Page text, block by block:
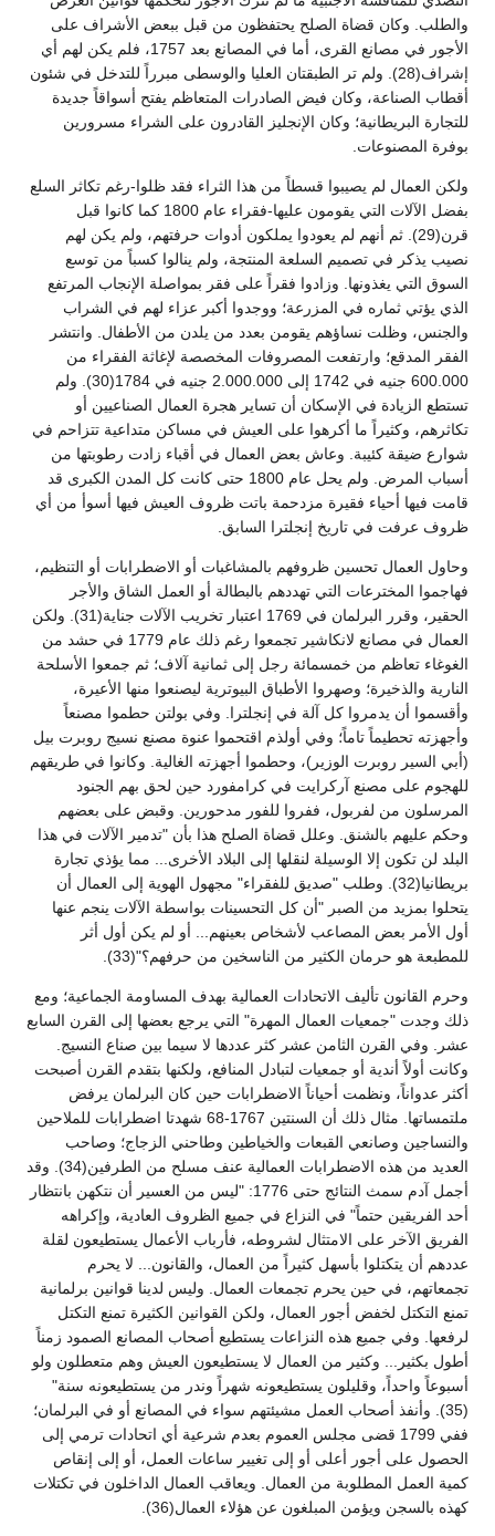
والطلب. وكان قضاة الصلح يحتفظون من قبل ببعض الأشراف على
الأجور في مصانع القرى، أما في المصانع بعد 1757، فلم يكن لهم أي
إشراف(28). ولم تر الطبقتان العليا والوسطى مبرراً للتدخل في شئون
أقطاب الصناعة، وكان فيض الصادرات المتعاظم يفتح أسواقاً جديدة
للتجارة البريطانية؛ وكان الإنجليز القادرون على الشراء مسرورين
بوفرة المصنوعات.
ولكن العمال لم يصيبوا قسطاً من هذا الثراء فقد ظلوا-رغم تكاثر السلع
بفضل الآلات التي يقومون عليها-فقراء عام 1800 كما كانوا قبل
قرن(29). ثم أنهم لم يعودوا يملكون أدوات حرفتهم، ولم يكن لهم
نصيب يذكر في تصميم السلعة المنتجة، ولم ينالوا كسباً من توسع
السوق التي يغذونها. وزادوا فقراً على فقر بمواصلة الإنجاب المرتفع
الذي يؤتي ثماره في المزرعة؛ ووجدوا أكبر عزاء لهم في الشراب
والجنس، وظلت نساؤهم يقومن بعدد من يلدن من الأطفال. وانتشر
الفقر المدقع؛ وارتفعت المصروفات المخصصة لإغاثة الفقراء من
600.000 جنيه في 1742 إلى 2.000.000 جنيه في 1784(30). ولم
تستطع الزيادة في الإسكان أن تساير هجرة العمال الصناعيين أو
تكاثرهم، وكثيراً ما أكرهوا على العيش في مساكن متداعية تتزاحم في
شوارع ضيقة كئيبة. وعاش بعض العمال في أقباء زادت رطوبتها من
أسباب المرض. ولم يحل عام 1800 حتى كانت كل المدن الكبرى قد
قامت فيها أحياء فقيرة مزدحمة باتت ظروف العيش فيها أسوأ من أي
ظروف عرفت في تاريخ إنجلترا السابق.
وحاول العمال تحسين ظروفهم بالمشاغبات أو الاضطرابات أو التنظيم،
فهاجموا المخترعات التي تهددهم بالبطالة أو العمل الشاق والأجر
الحقير، وقرر البرلمان في 1769 اعتبار تخريب الآلات جناية(31). ولكن
العمال في مصانع لانكاشير تجمعوا رغم ذلك عام 1779 في حشد من
الغوغاء تعاظم من خمسمائة رجل إلى ثمانية آلاف؛ ثم جمعوا الأسلحة
النارية والذخيرة؛ وصهروا الأطباق البيوترية ليصنعوا منها الأعيرة،
وأقسموا أن يدمروا كل آلة في إنجلترا. وفي بولتن حطموا مصنعاً
وأجهزته تحطيماً تاماً؛ وفي أولذم اقتحموا عنوة مصنع نسيج روبرت بيل
(أبي السير روبرت الوزير)، وحطموا أجهزته الغالية. وكانوا في طريقهم
للهجوم على مصنع آركرايت في كرامفورد حين لحق بهم الجنود
المرسلون من لفربول، ففروا للفور مدحورين. وقبض على بعضهم
وحكم عليهم بالشنق. وعلل قضاة الصلح هذا بأن "تدمير الآلات في هذا
البلد لن تكون إلا الوسيلة لنقلها إلى البلاد الأخرى... مما يؤذي تجارة
بريطانيا(32). وطلب "صديق للفقراء" مجهول الهوية إلى العمال أن
يتحلوا بمزيد من الصبر "أن كل التحسينات بواسطة الآلات ينجم عنها
أول الأمر بعض المصاعب لأشخاص بعينهم... أو لم يكن أول أثر
للمطبعة هو حرمان الكثير من الناسخين من حرفهم؟"(33).
وحرم القانون تأليف الاتحادات العمالية بهدف المساومة الجماعية؛ ومع
ذلك وجدت "جمعيات العمال المهرة" التي يرجع بعضها إلى القرن السابع
عشر. وفي القرن الثامن عشر كثر عددها لا سيما بين صناع النسيج.
وكانت أولاً أندية أو جمعيات لتبادل المنافع، ولكنها بتقدم القرن أصبحت
أكثر عدواناً، ونظمت أحياناً الاضطرابات حين كان البرلمان يرفض
ملتمساتها. مثال ذلك أن السنتين 1767-68 شهدتا اضطرابات للملاحين
والنساجين وصانعي القبعات والخياطين وطاحني الزجاج؛ وصاحب
العديد من هذه الاضطرابات العمالية عنف مسلح من الطرفين(34). وقد
أجمل آدم سمث النتائج حتى 1776: "ليس من العسير أن نتكهن بانتظار
أحد الفريقين حتماً" في النزاع في جميع الظروف العادية، وإكراهه
الفريق الآخر على الامتثال لشروطه، فأرباب الأعمال يستطيعون لقلة
عددهم أن يتكتلوا بأسهل كثيراً من العمال، والقانون... لا يحرم
تجمعاتهم، في حين يحرم تجمعات العمال. وليس لدينا قوانين برلمانية
تمنع التكتل لخفض أجور العمال، ولكن القوانين الكثيرة تمنع التكتل
لرفعها. وفي جميع هذه النزاعات يستطيع أصحاب المصانع الصمود زمناً
أطول بكثير... وكثير من العمال لا يستطيعون العيش وهم متعطلون ولو
أسبوعاً واحداً، وقليلون يستطيعونه شهراً وندر من يستطيعونه سنة"
(35). وأنفذ أصحاب العمل مشيئتهم سواء في المصانع أو في البرلمان؛
ففي 1799 قضى مجلس العموم بعدم شرعية أي اتحادات ترمي إلى
الحصول على أجور أعلى أو إلى تغيير ساعات العمل، أو إلى إنقاص
كمية العمل المطلوبة من العمال. ويعاقب العمال الداخلون في تكتلات
كهذه بالسجن ويؤمن المبلغون عن هؤلاء العمال(36).